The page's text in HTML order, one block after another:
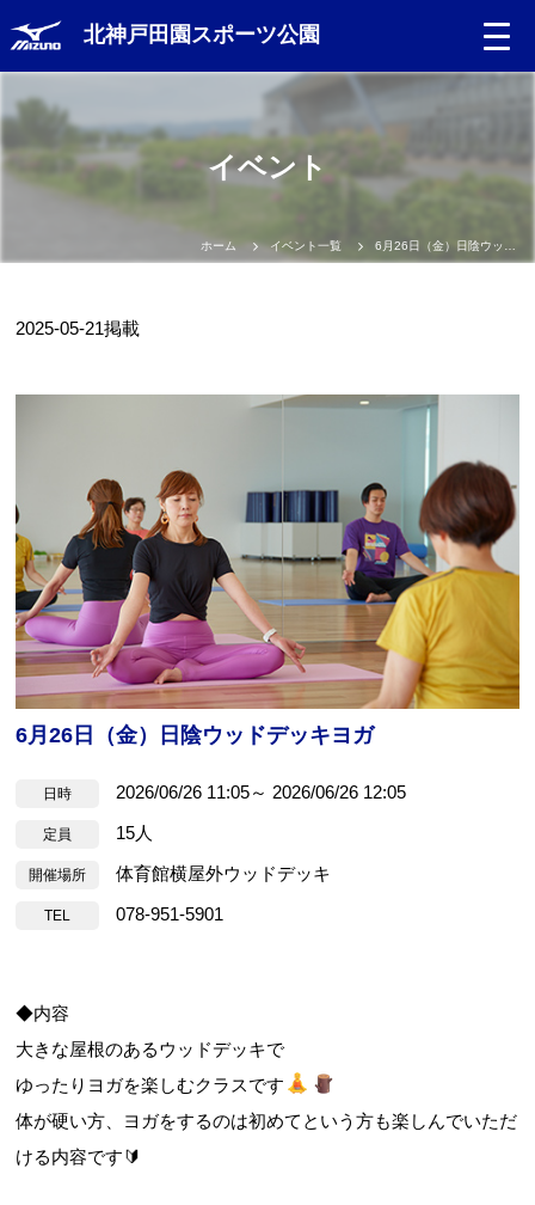
北神戸田園スポーツ公園
イベント
ホーム イベント一覧
2025-05-21掲載
6月26日（金）日陰ウッドデッキヨガ
日時 2026/06/26 11:05～ 2026/06/26 12:05
定員 15人
開催場所 体育館横屋外ウッドデッキ
TEL 078-951-5901
◆内容
大きな屋根のあるウッドデッキで
ゆったりヨガを楽しむクラスです
体が硬い方、ヨガをするのは初めてという方も楽しんでいただ
ける内容です🔰